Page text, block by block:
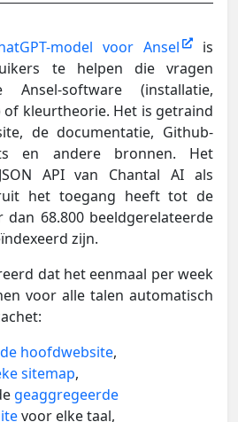
model voor Ansel
is
te helpen die vragen
software (installatie,
kleurtheorie. Het is getraind
de documentatie, Github-
en andere bronnen. Het
API van Chantal AI als
het toegang heeft tot de
68.800 beeldgerelateerde
zijn.
dat het eenmaal per week
voor alle talen automatisch
hoofdwebsite,
sitemap,
geaggregeerde
voor elke taal,